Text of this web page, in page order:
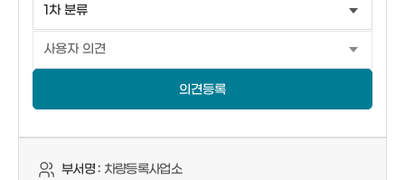
의견등록
부서명 : 차량등록사업소